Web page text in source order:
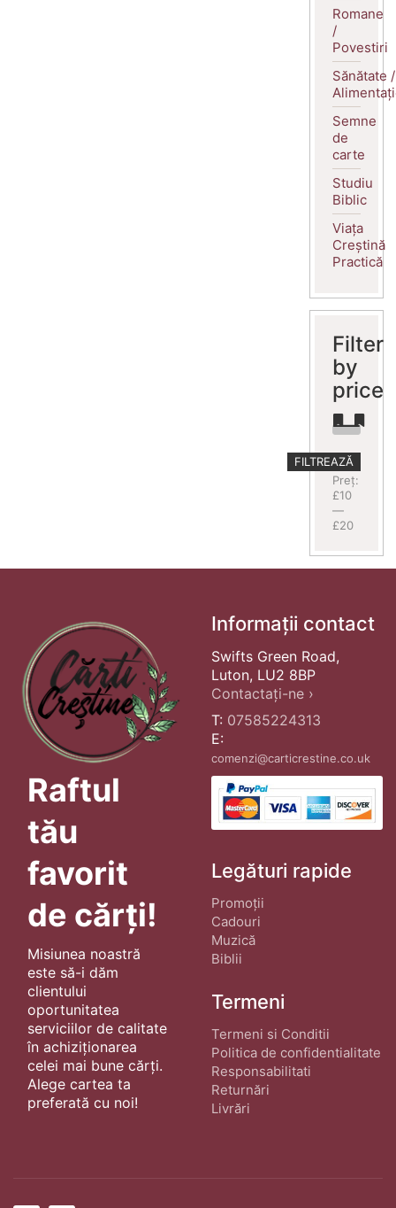
Romane
/
Povestiri
Sănătate /
Semne
de
carte
Studiu
Biblic
Viața
Creștină
Practică
Filter
by
price
Preț
minim
Preț
maxim
FILTREAZĂ
Preț:
£10
—
£20
Raftul
tău
favorit
de cărți!
Misiunea noastră
este să-i dăm
clientului
oportunitatea
serviciilor de calitate
în achiziționarea
celei mai bune cărți.
Alege cartea ta
preferată cu noi!
Informații contact
Swifts Green Road,
Luton, LU2 8BP
Contactați-ne ›
T: 07585224313
E:
comenzi@carticrestine.co.uk
Legături rapide
Promoții
Cadouri
Muzică
Biblii
Termeni
Termeni si Conditii
Politica de confidentialitate
Responsabilitati
Returnări
Livrări